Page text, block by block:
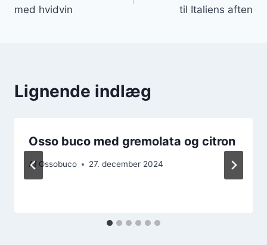
med hvidvin
til Italiens aften
Lignende indlæg
Osso buco med gremolata og citron
Af Ossobuco 27. december 2024